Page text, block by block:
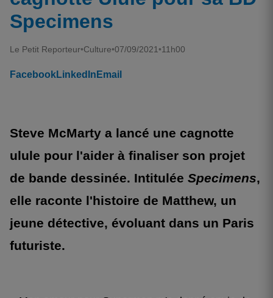
Specimens
Le Petit Reporteur•Culture•07/09/2021 •11h00
FacebookLinkedIn Email
Steve McMarty a lancé une cagnotte
ulule pour l'aider à finaliser son projet
de bande dessinée. Intitulée Specimens,
elle raconte l'histoire de Matthew, un
jeune détective, évoluant dans un Paris
futuriste.